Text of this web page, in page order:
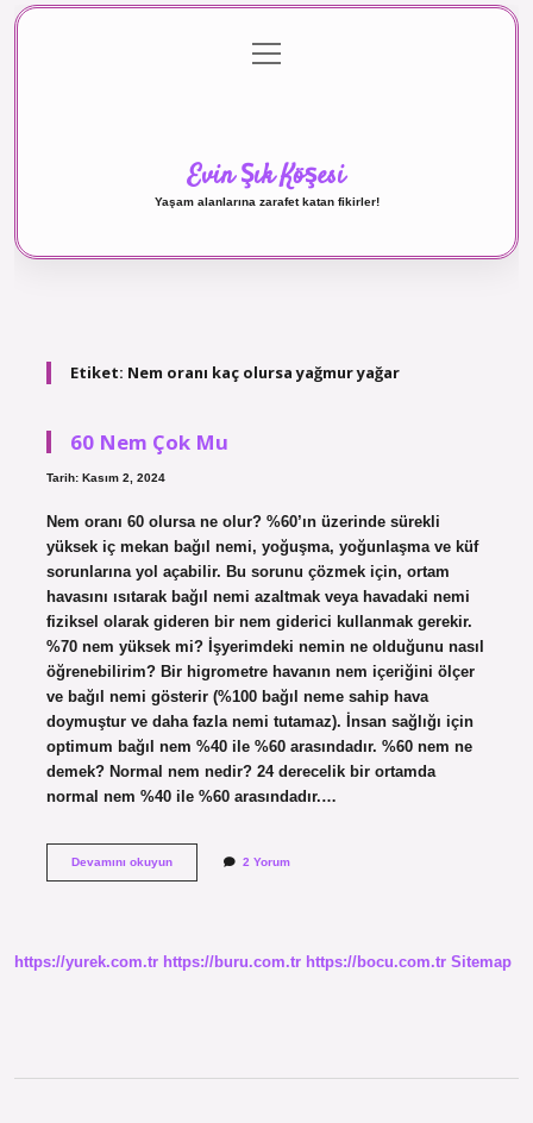
Gizlilik Politikası
menüyü
aç
Evin Şık Köşesi
Yaşam alanlarına zarafet katan fikirler!
Etiket: Nem oranı kaç olursa yağmur yağar
60 Nem Çok Mu
Tarih: Kasım 2, 2024
Nem oranı 60 olursa ne olur? %60’ın üzerinde sürekli
yüksek iç mekan bağıl nemi, yoğuşma, yoğunlaşma ve küf
sorunlarına yol açabilir. Bu sorunu çözmek için, ortam
havasını ısıtarak bağıl nemi azaltmak veya havadaki nemi
fiziksel olarak gideren bir nem giderici kullanmak gerekir.
%70 nem yüksek mi? İşyerimdeki nemin ne olduğunu nasıl
öğrenebilirim? Bir higrometre havanın nem içeriğini ölçer
ve bağıl nemi gösterir (%100 bağıl neme sahip hava
doymuştur ve daha fazla nemi tutamaz). İnsan sağlığı için
optimum bağıl nem %40 ile %60 arasındadır. %60 nem ne
demek? Normal nem nedir? 24 derecelik bir ortamda
normal nem %40 ile %60 arasındadır.…
Devamını okuyun60
2 Yorum
https://yurek.com.tr https://buru.com.tr https://bocu.com.tr Sitemap